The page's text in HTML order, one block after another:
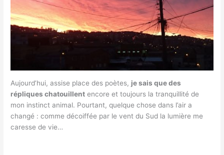
Aujourd’hui, assise place des poètes, je sais que des
répliques chatouillent encore et toujours la tranquillité de
mon instinct animal. Pourtant, quelque chose dans l’air a
changé : comme décoiffée par le vent du Sud la lumière me
caresse de vie…